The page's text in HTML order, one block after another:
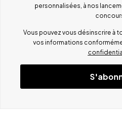
personnalisées, à nos
Vous pouvez vous désinscrire à
vos informations